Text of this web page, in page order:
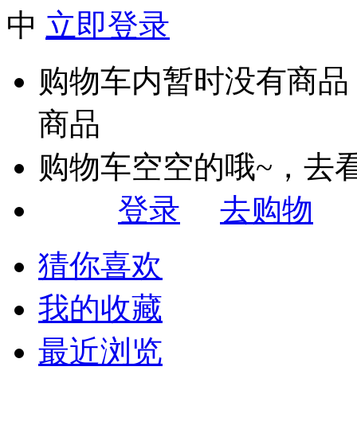
中 立即登录
购物车内暂时没有商
商品
购物车空空的哦~，去
登录
去购物
猜你喜欢
我的收藏
最近浏览